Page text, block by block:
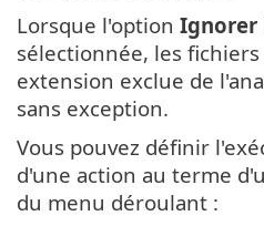
Lorsque l'option Ignorer
sélectionnée, les
extension exclue de
sans exception.
Vous pouvez définir
d'une action au terme
du menu déroulant :